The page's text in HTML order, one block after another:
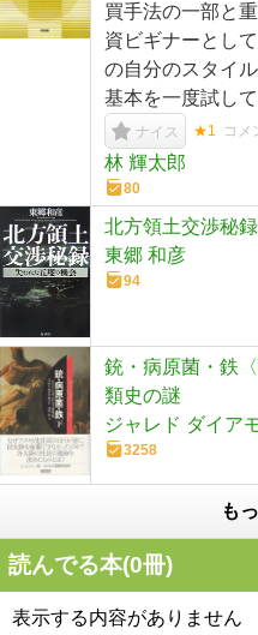
買手法の一部と
資ビギナーとし
の自分のスタイ
基本を一度試し
ナイス ★1 コメ
林 輝太郎
80
北方領土交渉秘
東郷 和彦
94
銃・病原菌・鉄
類史の謎
ジャレド ダイア
3258
も
読んでる本(0冊)
表示する内容がありません